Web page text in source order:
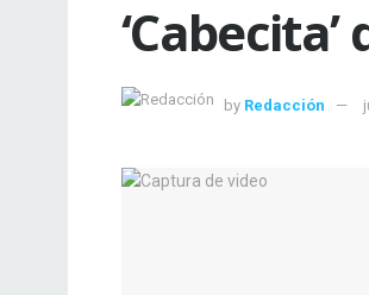
by Redacción